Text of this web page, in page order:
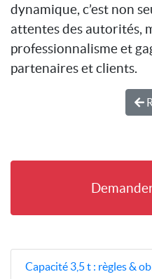
dynamique, c’est non
attentes des autorités,
professionnalisme et
partenaires et clients.
Capacité 3,5 t : règles &